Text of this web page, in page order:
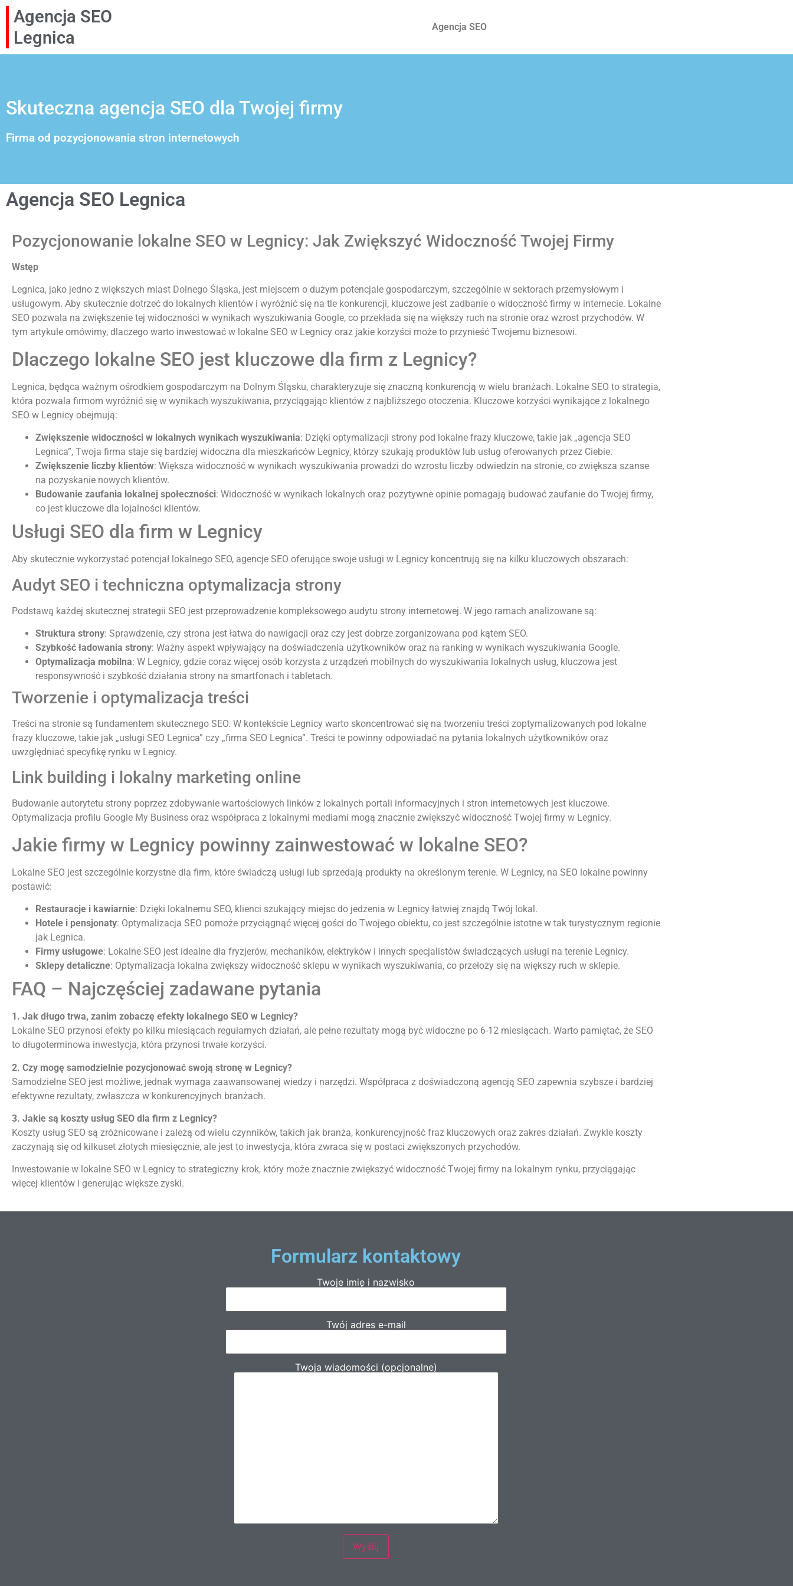
Agencja SEO
Legnica
Agencja SEO
Skuteczna agencja SEO dla Twojej firmy
Firma od pozycjonowania stron internetowych
Agencja SEO Legnica
Pozycjonowanie lokalne SEO w Legnicy: Jak Zwiększyć Widoczność Twojej Firmy
Wstęp
Legnica, jako jedno z większych miast Dolnego Śląska, jest miejscem o dużym potencjale gospodarczym, szczególnie w sektorach przemysłowym i
usługowym. Aby skutecznie dotrzeć do lokalnych klientów i wyróżnić się na tle konkurencji, kluczowe jest zadbanie o widoczność firmy w internecie. Lokalne
SEO pozwala na zwiększenie tej widoczności w wynikach wyszukiwania Google, co przekłada się na większy ruch na stronie oraz wzrost przychodów. W
tym artykule omówimy, dlaczego warto inwestować w lokalne SEO w Legnicy oraz jakie korzyści może to przynieść Twojemu biznesowi.
Dlaczego lokalne SEO jest kluczowe dla firm z Legnicy?
Legnica, będąca ważnym ośrodkiem gospodarczym na Dolnym Śląsku, charakteryzuje się znaczną konkurencją w wielu branżach. Lokalne SEO to strategia,
która pozwala firmom wyróżnić się w wynikach wyszukiwania, przyciągając klientów z najbliższego otoczenia. Kluczowe korzyści wynikające z lokalnego
SEO w Legnicy obejmują:
Zwiększenie widoczności w lokalnych wynikach wyszukiwania: Dzięki optymalizacji strony pod lokalne frazy kluczowe, takie jak „agencja SEO
Legnica”, Twoja firma staje się bardziej widoczna dla mieszkańców Legnicy, którzy szukają produktów lub usług oferowanych przez Ciebie.
Zwiększenie liczby klientów: Większa widoczność w wynikach wyszukiwania prowadzi do wzrostu liczby odwiedzin na stronie, co zwiększa szanse
na pozyskanie nowych klientów.
Budowanie zaufania lokalnej społeczności: Widoczność w wynikach lokalnych oraz pozytywne opinie pomagają budować zaufanie do Twojej firmy,
co jest kluczowe dla lojalności klientów.
Usługi SEO dla firm w Legnicy
Aby skutecznie wykorzystać potencjał lokalnego SEO, agencje SEO oferujące swoje usługi w Legnicy koncentrują się na kilku kluczowych obszarach:
Audyt SEO i techniczna optymalizacja strony
Podstawą każdej skutecznej strategii SEO jest przeprowadzenie kompleksowego audytu strony internetowej. W jego ramach analizowane są:
Struktura strony: Sprawdzenie, czy strona jest łatwa do nawigacji oraz czy jest dobrze zorganizowana pod kątem SEO.
Szybkość ładowania strony: Ważny aspekt wpływający na doświadczenia użytkowników oraz na ranking w wynikach wyszukiwania Google.
Optymalizacja mobilna: W Legnicy, gdzie coraz więcej osób korzysta z urządzeń mobilnych do wyszukiwania lokalnych usług, kluczowa jest
responsywność i szybkość działania strony na smartfonach i tabletach.
Tworzenie i optymalizacja treści
Treści na stronie są fundamentem skutecznego SEO. W kontekście Legnicy warto skoncentrować się na tworzeniu treści zoptymalizowanych pod lokalne
frazy kluczowe, takie jak „usługi SEO Legnica” czy „firma SEO Legnica”. Treści te powinny odpowiadać na pytania lokalnych użytkowników oraz
uwzględniać specyfikę rynku w Legnicy.
Link building i lokalny marketing online
Budowanie autorytetu strony poprzez zdobywanie wartościowych linków z lokalnych portali informacyjnych i stron internetowych jest kluczowe.
Optymalizacja profilu Google My Business oraz współpraca z lokalnymi mediami mogą znacznie zwiększyć widoczność Twojej firmy w Legnicy.
Jakie firmy w Legnicy powinny zainwestować w lokalne SEO?
Lokalne SEO jest szczególnie korzystne dla firm, które świadczą usługi lub sprzedają produkty na określonym terenie. W Legnicy, na SEO lokalne powinny
postawić:
Restauracje i kawiarnie: Dzięki lokalnemu SEO, klienci szukający miejsc do jedzenia w Legnicy łatwiej znajdą Twój lokal.
Hotele i pensjonaty: Optymalizacja SEO pomoże przyciągnąć więcej gości do Twojego obiektu, co jest szczególnie istotne w tak turystycznym regionie
jak Legnica.
Firmy usługowe: Lokalne SEO jest idealne dla fryzjerów, mechaników, elektryków i innych specjalistów świadczących usługi na terenie Legnicy.
Sklepy detaliczne: Optymalizacja lokalna zwiększy widoczność sklepu w wynikach wyszukiwania, co przełoży się na większy ruch w sklepie.
FAQ – Najczęściej zadawane pytania
1. Jak długo trwa, zanim zobaczę efekty lokalnego SEO w Legnicy?
Lokalne SEO przynosi efekty po kilku miesiącach regularnych działań, ale pełne rezultaty mogą być widoczne po 6-12 miesiącach. Warto pamiętać, że SEO
to długoterminowa inwestycja, która przynosi trwałe korzyści.
2. Czy mogę samodzielnie pozycjonować swoją stronę w Legnicy?
Samodzielne SEO jest możliwe, jednak wymaga zaawansowanej wiedzy i narzędzi. Współpraca z doświadczoną agencją SEO zapewnia szybsze i bardziej
efektywne rezultaty, zwłaszcza w konkurencyjnych branżach.
3. Jakie są koszty usług SEO dla firm z Legnicy?
Koszty usług SEO są zróżnicowane i zależą od wielu czynników, takich jak branża, konkurencyjność fraz kluczowych oraz zakres działań. Zwykle koszty
zaczynają się od kilkuset złotych miesięcznie, ale jest to inwestycja, która zwraca się w postaci zwiększonych przychodów.
Inwestowanie w lokalne SEO w Legnicy to strategiczny krok, który może znacznie zwiększyć widoczność Twojej firmy na lokalnym rynku, przyciągając
więcej klientów i generując większe zyski​.
Formularz kontaktowy
Twoje imię i nazwisko
Twój adres e-mail
Twoja wiadomości (opcjonalne)